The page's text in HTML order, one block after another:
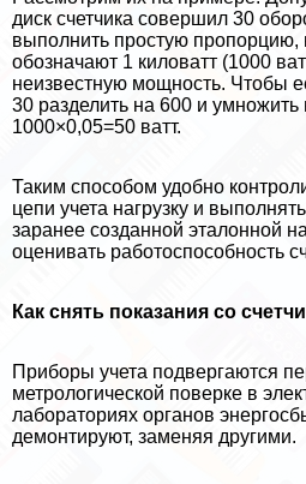
диск счетчика совершил 30
выполнить простую пропорцию,
обозначают 1 киловатт (1000
неизвестную мощность. Чтобы
30 разделить на 600 и
1000×0,05=50 ватт.
Таким способом удобно
цепи учета нагрузку и
заранее созданной эталонной
оценивать работоспособность
Как снять показания со
Приборы учета подвергаются
метрологической поверке в
лабораториях органов
демонтируют, заменяя другими.